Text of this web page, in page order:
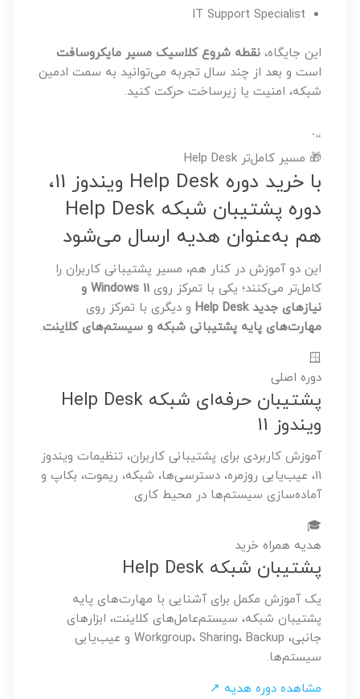
IT Support Specialist
این جایگاه، نقطه شروع کلاسیک مسیر مایکروسافت
است و بعد از چند سال تجربه می‌توانید به سمت ادمین
شبکه، امنیت یا زیرساخت حرکت کنید.
“`
🎁 مسیر کامل‌تر Help Desk
با خرید دوره Help Desk ویندوز 11،
دوره پشتیبان شبکه Help Desk
هم به‌عنوان هدیه ارسال می‌شود
این دو آموزش در کنار هم، مسیر پشتیبانی کاربران را
کامل‌تر می‌کنند؛ یکی با تمرکز روی
Windows 11 و
نیازهای جدید Help Desk
و دیگری با تمرکز روی
مهارت‌های پایه پشتیبانی شبکه و سیستم‌های کلاینت.
🪟
دوره اصلی
پشتیبان حرفه‌ای شبکه Help Desk
ویندوز 11
آموزش کاربردی برای پشتیبانی کاربران، تنظیمات ویندوز
11، عیب‌یابی روزمره، دسترسی‌ها، شبکه، ریموت، بکاپ و
آماده‌سازی سیستم‌ها در محیط کاری.
🎓
هدیه همراه خرید
پشتیبان شبکه Help Desk
یک آموزش مکمل برای آشنایی با مهارت‌های پایه
پشتیبان شبکه، سیستم‌عامل‌های کلاینت، ابزارهای
جانبی، Workgroup، Sharing، Backup و عیب‌یابی
سیستم‌ها.
مشاهده دوره هدیه ↗